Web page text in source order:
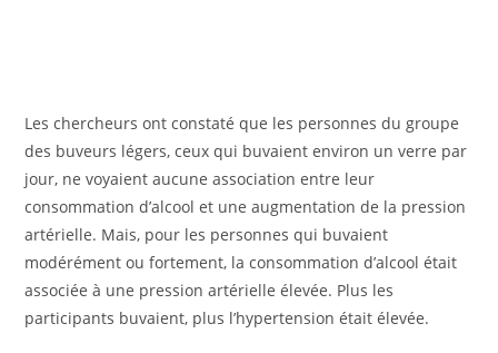
Les chercheurs ont constaté que les personnes du groupe
des buveurs légers, ceux qui buvaient environ un verre par
jour, ne voyaient aucune association entre leur
consommation d’alcool et une augmentation de la pression
artérielle. Mais, pour les personnes qui buvaient
modérément ou fortement, la consommation d’alcool était
associée à une pression artérielle élevée. Plus les
participants buvaient, plus l’hypertension était élevée.